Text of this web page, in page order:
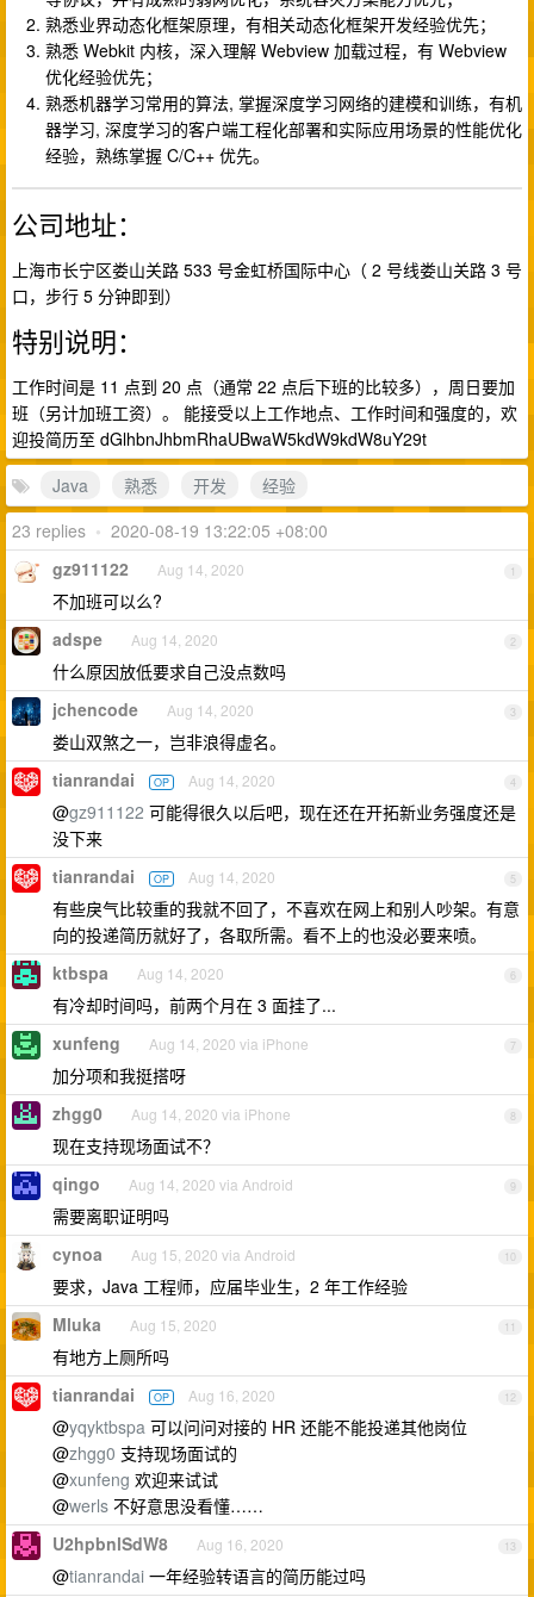
熟悉业界动态化框架原理，有相关动态化框架开发经验优先；
熟悉 Webkit 内核，深入理解 Webview 加载过程，有 Webview
优化经验优先；
熟悉机器学习常用的算法, 掌握深度学习网络的建模和训练，有机
器学习, 深度学习的客户端工程化部署和实际应用场景的性能优化
经验，熟练掌握 C/C++ 优先。
公司地址：
上海市长宁区娄山关路 533 号金虹桥国际中心（ 2 号线娄山关路 3 号
口，步行 5 分钟即到）
特别说明：
工作时间是 11 点到 20 点（通常 22 点后下班的比较多），周日要加
班（另计加班工资）。 能接受以上工作地点、工作时间和强度的，欢
迎投简历至 dGlhbnJhbmRhaUBwaW5kdW9kdW8uY29t
Java
熟悉 开发
经验
23 replies • 2020-08-19 13:22:05 +08:00
1
gz911122 Aug 14, 2020
不加班可以么?
2
adspe Aug 14, 2020
什么原因放低要求自己没点数吗
3
jchencode Aug 14, 2020
娄山双煞之一，岂非浪得虚名。
4
tianrandai OP Aug 14, 2020
@gz911122 可能得很久以后吧，现在还在开拓新业务强度还是
没下来
5
tianrandai OP Aug 14, 2020
有些戾气比较重的我就不回了，不喜欢在网上和别人吵架。有意
向的投递简历就好了，各取所需。看不上的也没必要来喷。
6
ktbspa Aug 14, 2020
有冷却时间吗，前两个月在 3 面挂了...
7
xunfeng Aug 14, 2020 via iPhone
加分项和我挺搭呀
8
zhgg0 Aug 14, 2020 via iPhone
现在支持现场面试不？
9
qingo Aug 14, 2020 via Android
需要离职证明吗
10
cynoa Aug 15, 2020 via Android
要求，Java 工程师，应届毕业生，2 年工作经验
11
Mluka Aug 15, 2020
有地方上厕所吗
12
tianrandai OP Aug 16, 2020
@yqyktbspa 可以问问对接的 HR 还能不能投递其他岗位
@zhgg0 支持现场面试的
@xunfeng 欢迎来试试
@werls 不好意思没看懂……
13
U2hpbnlSdW8 Aug 16, 2020
@tianrandai 一年经验转语言的简历能过吗